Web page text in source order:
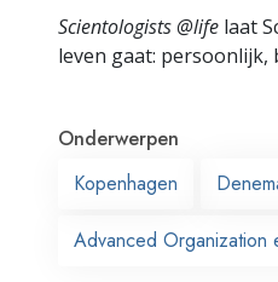
Scientologists @life laat
leven gaat: persoonlijk,
Onderwerpen
Kopenhagen
Advanced Organization